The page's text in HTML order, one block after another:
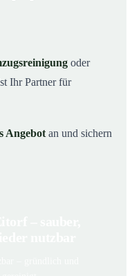
oder
Ihr Partner für
Angebot an und sichern